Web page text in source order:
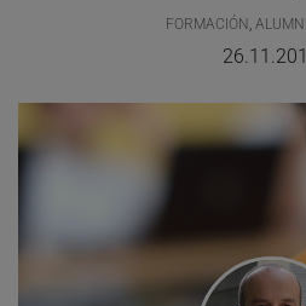
FORMACIÓN